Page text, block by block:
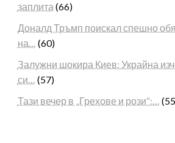
заплита (66)
Доналд Тръмп поискал спешно
на… (60)
Залужни шокира Киев: Украйна
си… (57)
Тази вечер в „Грехове и рози“:…